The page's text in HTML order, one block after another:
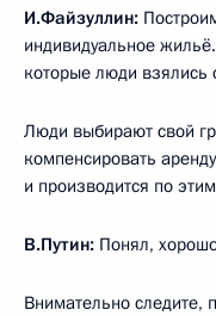
И.Файзуллин:
индивидуальное
которые люди взялись
Люди выбирают свой
компенсировать
и производится по
В.Путин: Понял,
Внимательно следите,